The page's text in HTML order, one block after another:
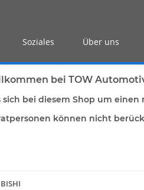
Soziales Über uns
bei TOW
sich bei diesem Shop um
können nicht